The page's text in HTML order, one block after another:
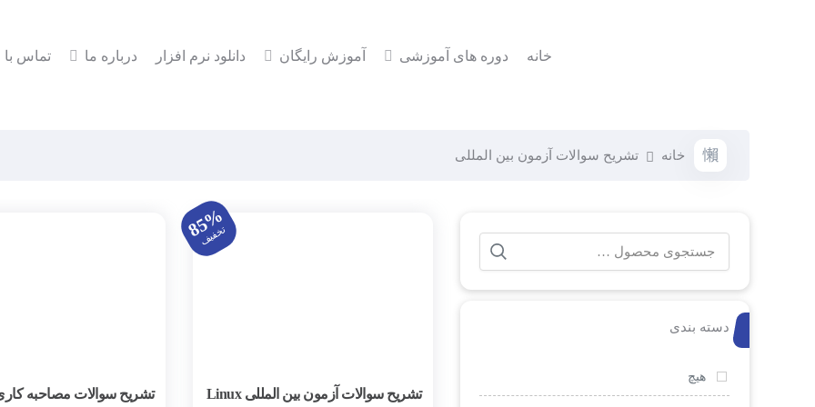
خانه دوره های آموزشی آموزش رایگان دانلود نرم افزار درباره ما تماس با
خانه تشریح سوالات آزمون بین المللی
دسته بندی
هیچ
85%
تخفیف
تشریح سوالات آزمون بین المللی Linux
تشریح سوالات مصاحبه